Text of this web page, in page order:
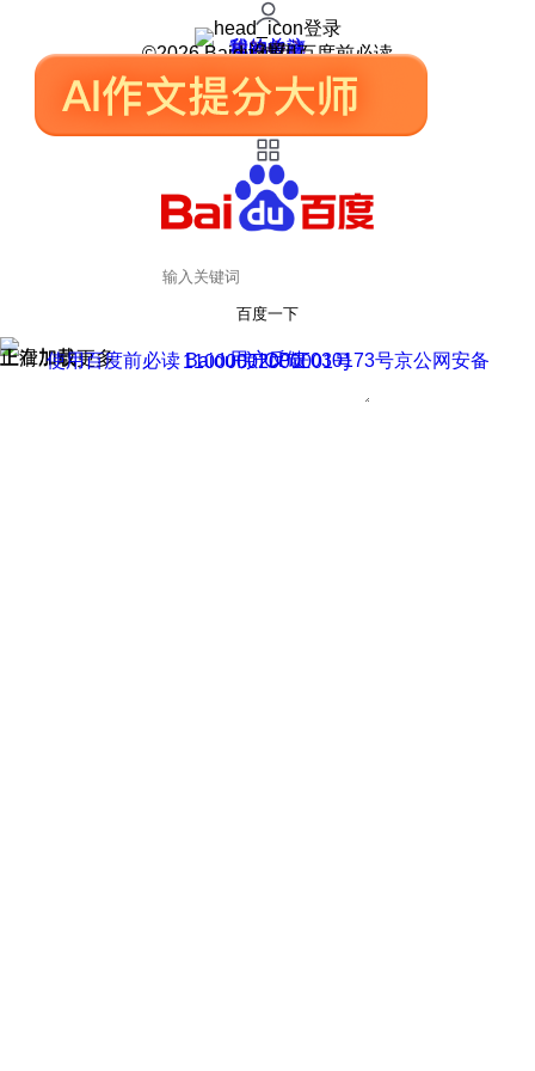
登录
我的关注
我的收藏
皮肤中心
用户反馈
设置
©2026 Baidu 使用百度前必读
百度一下
正在加载
上滑加载更多 用户反馈
使用百度前必读 Baidu 京ICP证030173号
京公网安备11000002000001号